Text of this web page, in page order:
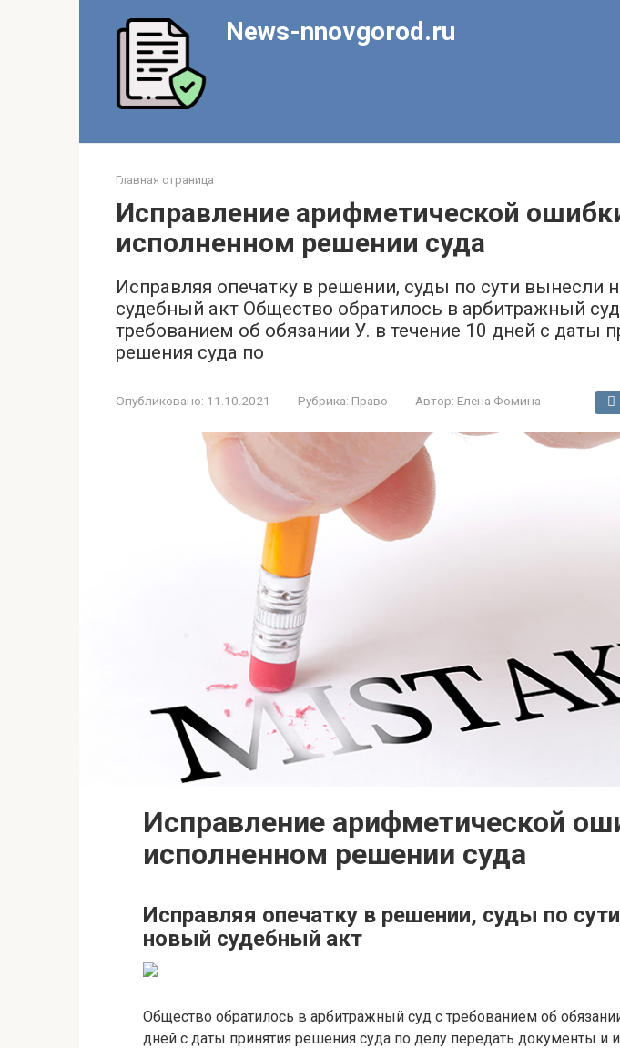
News-nnovgorod.ru
Главная страница
Исправление арифметической
исполненном решении суда
Исправляя опечатку в решении, суды по сути вынесли
судебный акт Общество обратилось в арбитражный
требованием об обязании У. в течение 10 дней с даты
решения суда по
Опубликовано: 11.10.2021 Рубрика: Право Автор: Елена Фомина
Исправление арифметической
исполненном решении суда
Исправляя опечатку в решении, суды по
новый судебный акт
Общество обратилось в арбитражный суд с требованием об
дней с даты принятия решения суда по делу передать документы и